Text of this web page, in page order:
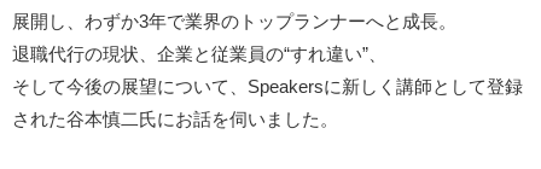
展開し、わずか3年で業界のトップランナーへと成長。
退職代行の現状、企業と従業員の“すれ違い”、
そして今後の展望について、Speakersに新しく講師として登録
された谷本慎二氏にお話を伺いました。